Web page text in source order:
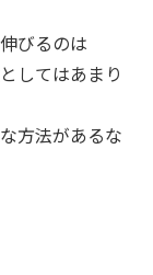
びるのは
してはあまり
方法があるな